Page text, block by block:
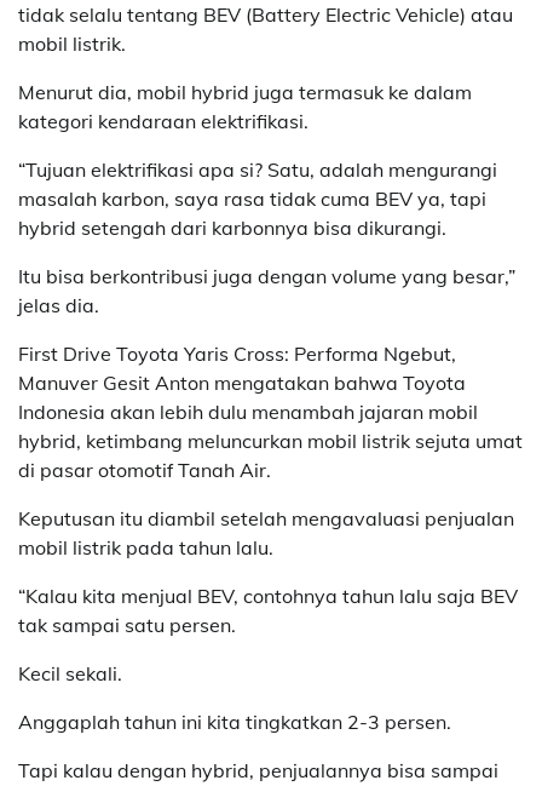
tidak selalu tentang BEV (Battery Electric Vehicle) atau
mobil listrik.
Menurut dia, mobil hybrid juga termasuk ke dalam
kategori kendaraan elektrifikasi.
“Tujuan elektrifikasi apa si? Satu, adalah mengurangi
masalah karbon, saya rasa tidak cuma BEV ya, tapi
hybrid setengah dari karbonnya bisa dikurangi.
Itu bisa berkontribusi juga dengan volume yang besar,”
jelas dia.
First Drive Toyota Yaris Cross: Performa Ngebut,
Manuver Gesit Anton mengatakan bahwa Toyota
Indonesia akan lebih dulu menambah jajaran mobil
hybrid, ketimbang meluncurkan mobil listrik sejuta umat
di pasar otomotif Tanah Air.
Keputusan itu diambil setelah mengavaluasi penjualan
mobil listrik pada tahun lalu.
“Kalau kita menjual BEV, contohnya tahun lalu saja BEV
tak sampai satu persen.
Kecil sekali.
Anggaplah tahun ini kita tingkatkan 2-3 persen.
Tapi kalau dengan hybrid, penjualannya bisa sampai